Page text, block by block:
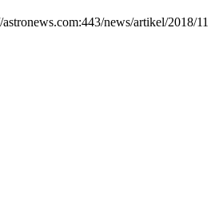
astronews.com:443/news/artikel/2018/11